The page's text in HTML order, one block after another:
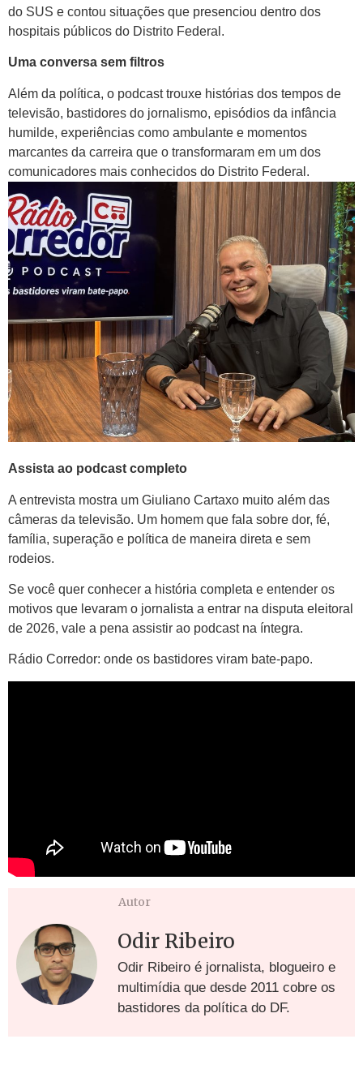
do SUS e contou situações que presenciou dentro dos
hospitais públicos do Distrito Federal.
Uma conversa sem filtros
Além da política, o podcast trouxe histórias dos tempos de
televisão, bastidores do jornalismo, episódios da infância
humilde, experiências como ambulante e momentos
marcantes da carreira que o transformaram em um dos
comunicadores mais conhecidos do Distrito Federal.
Assista ao podcast completo
A entrevista mostra um Giuliano Cartaxo muito além das
câmeras da televisão. Um homem que fala sobre dor, fé,
família, superação e política de maneira direta e sem
rodeios.
Se você quer conhecer a história completa e entender os
motivos que levaram o jornalista a entrar na disputa eleitoral
de 2026, vale a pena assistir ao podcast na íntegra.
Rádio Corredor: onde os bastidores viram bate-papo.
Autor
Odir Ribeiro
Odir Ribeiro é jornalista, blogueiro e
multimídia que desde 2011 cobre os
bastidores da política do DF.